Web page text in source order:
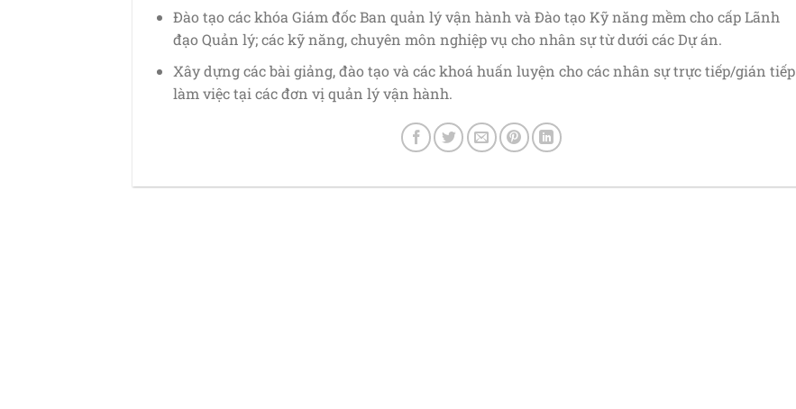
Đào tạo các khóa Giám đốc Ban quản lý vận hành và Đào tạo Kỹ năng mềm cho cấp Lãnh
đạo Quản lý; các kỹ năng, chuyên môn nghiệp vụ cho nhân sự từ dưới các Dự án.
Xây dựng các bài giảng, đào tạo và các khoá huấn luyện cho các nhân sự trực tiếp/gián tiếp
làm việc tại các đơn vị quản lý vận hành.